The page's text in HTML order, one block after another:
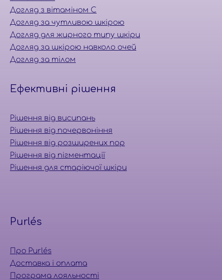
Догляд з вітаміном С
Догляд за чутливою шкірою
Догляд для жирного типу шкіри
Догляд за шкірою навколо очей
Догляд за тілом
Ефективні рішення
Рішення від висипань
Рішення від почервоніння
Рішення від розширених пор
Рішення від пігментації
Рішення для старіючої шкіри
Purlés
Про Purlés
Доставка і оплата
Програма лояльності